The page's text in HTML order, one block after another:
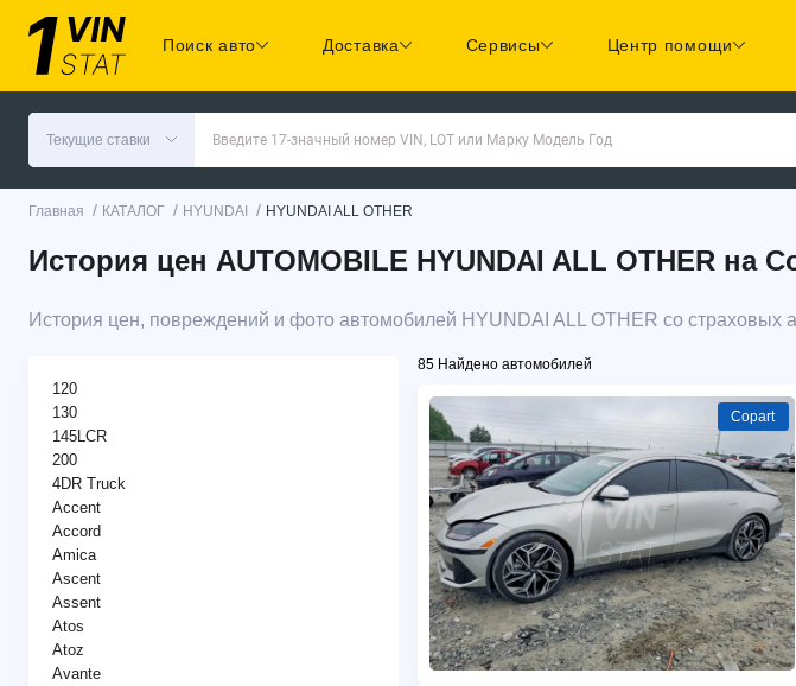
Поиск авто Доставка Сервисы Центр помощи
Текущие ставки Введите 17-значный номер VIN, LOT или Марку Модель Год
Главная / КАТАЛОГ / HYUNDAI / HYUNDAI ALL OTHER
История цен AUTOMOBILE HYUNDAI ALL OTHER на
История цен, повреждений и фото автомобилей HYUNDAI ALL OTHER со страховых
120
130
145LCR
200
4DR Truck
Accent
Accord
Amica
Ascent
Assent
Atos
Atoz
Avante
85 Найдено автомобилей
Copart